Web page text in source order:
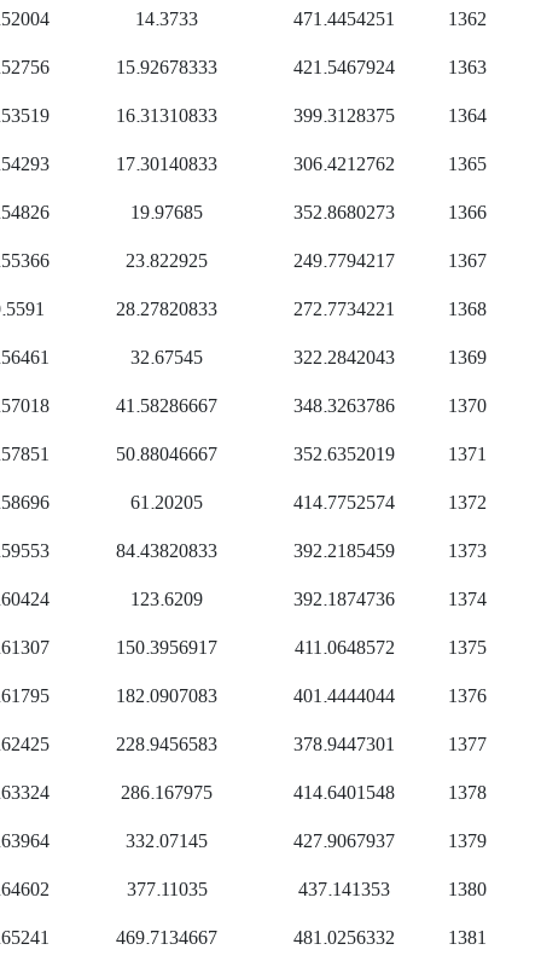
1362
471.4454251
14.3733
1363
421.5467924
15.92678333
1364
399.3128375
16.31310833
1365
306.4212762
17.30140833
1366
352.8680273
19.97685
1367
249.7794217
23.822925
1368
272.7734221
28.27820833
1369
322.2842043
32.67545
1370
348.3263786
41.58286667
1371
352.6352019
50.88046667
1372
414.7752574
61.20205
1373
392.2185459
84.43820833
1374
392.1874736
123.6209
1375
411.0648572
150.3956917
1376
401.4444044
182.0907083
1377
378.9447301
228.9456583
1378
414.6401548
286.167975
1379
427.9067937
332.07145
1380
437.141353
377.11035
1381
481.0256332
469.7134667